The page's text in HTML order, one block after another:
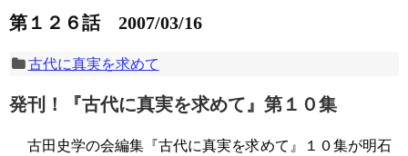
第１２６話 2007/03/16
古代に真実を求めて
発刊！『古代に真実を求めて』第１０集
古田史学の会編集『古代に真実を求めて』１０集が明石